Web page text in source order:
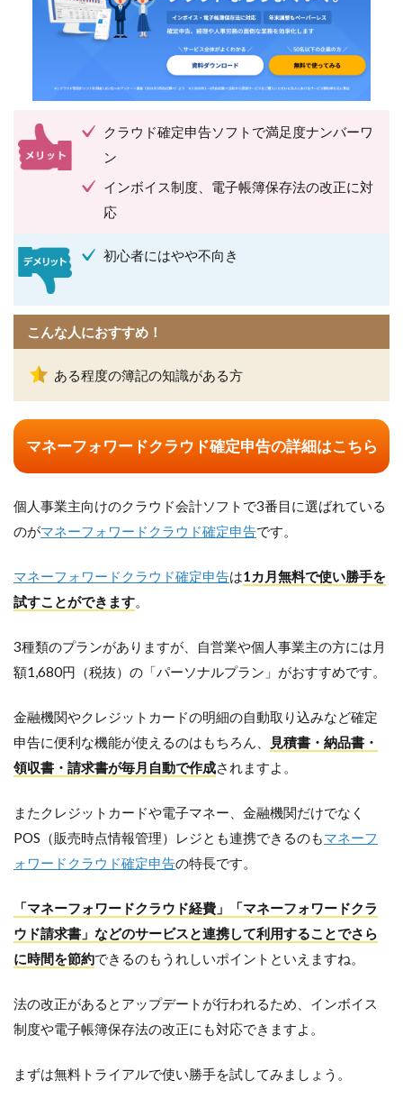
クラウド確定申告ソフトで満足度ナンバーワ
ン
インボイス制度、電子帳簿保存法の改正に対
応
初心者にはやや不向き
こんな人におすすめ！
ある程度の簿記の知識がある方
マネーフォワードクラウド確定申告の詳細はこちら
個人事業主向けのクラウド会計ソフトで3番目に選ばれている
のがマネーフォワードクラウド確定申告です。
マネーフォワードクラウド確定申告は1カ月無料で使い勝手を
試すことができます。
3種類のプランがありますが、自営業や個人事業主の方には月
額1,680円（税抜）の「パーソナルプラン」がおすすめです。
金融機関やクレジットカードの明細の自動取り込みなど確定
申告に便利な機能が使えるのはもちろん、
見積書・納品書・
領収書・請求書が毎月自動で作成されますよ。
またクレジットカードや電子マネー、金融機関だけでなく
POS（販売時点情報管理）レジとも連携できるのもマネーフ
ォワードクラウド確定申告の特長です。
「マネーフォワードクラウド経費」「マネーフォワードクラ
ウド請求書」などのサービスと連携して利用することでさら
に時間を節約できるのもうれしいポイントといえますね。
法の改正があるとアップデートが行われるため、インボイス
制度や電子帳簿保存法の改正にも対応できますよ。
まずは無料トライアルで使い勝手を試してみましょう。